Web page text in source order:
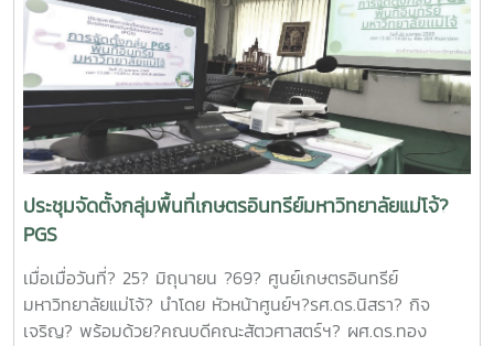
นี้ดร.อัญชัญ ชมภูพวง รองผู้อำนวยการหน่วยบริหารและจัดการ
ทุนด้านการเพิ่มความสามารถในการแข่งขัน ได้นำเสนอข้อมูล
กรอบการดำเนินงานของหน่วยบริหารและจัดการทุนฯ และสรุปผล
การดำเนินงานของมหาวิทยาลัยแม่โจ้ในช่วงปีงบประมาณ 2563
– 2568 และการนำเสนอความก้าวหน้าโครงการวิจัยที่ได้รับการ
สนับสนุนทุนจากหน่วยบริหารและจัดการทุนด้านการเพิ่มความ
สามารถในการแข่งขัน ณ ห้องประชุมรวงผึ้ง ชั้น 5 สำนัก
มหาวิทยาลัย มหาวิทยาลัยแม่โจ้ซึ่งการนำเสนอความก้าวหน้า
โครงการวิจัยที่ได้รับการสนับสนุนทุนจากหน่วยบริหารและจัดการ
ทุนด้านการเพิ่มความสามารถในการแข่งขัน จำนวน 6 โครงการ
ดังนี้1.โครงการ "กลยุทธ์การตลาดการท่องเที่ยวคาร์บอนสุทธิเป็น
ศูนย์สำหรับนักท่องเที่ยวเชิงอาสาสมัครในพื้นที่ภาคเหนือตอนบน"
โดย ดร.กาญจนา สมมิตร หัวหน้าโครงการ2.โครงการ "การ
ประชุมจัดตั้งกลุ่มพื้นที่เกษตรอินทรีย์มหาวิทยาลัยแม่โจ้?
PGS
เมื่อเมื่อวันที่? 25? มิถุนายน ?69? ศูนย์เกษตรอินทรีย์
มหาวิทยาลัยแม่โจ้? นำโดย หัวหน้าศูนย์ฯ?รศ.ดร.นิสรา? กิจ
เจริญ? พร้อมด้วย?คณบดีคณะสัตวศาสตร์ฯ? ผศ.ดร.ทอง